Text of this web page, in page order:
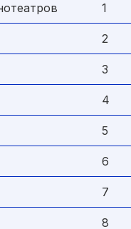
1
2
3
4
5
6
7
8